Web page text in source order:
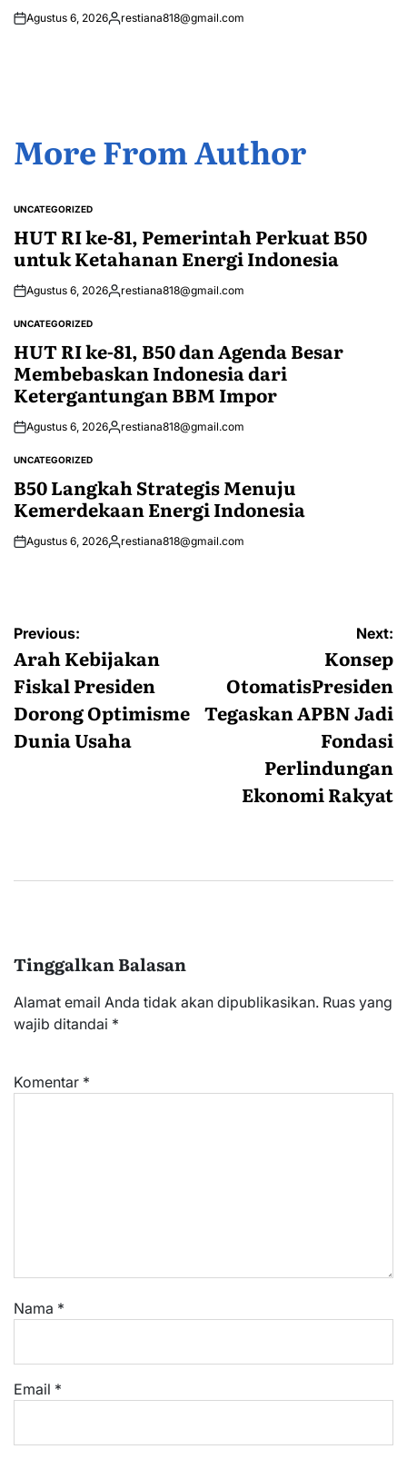
Agustus 6, 2026Posted
restiana818@gmail.com
More From Author
POSTED
UNCATEGORIZED
HUT RI ke-81, Pemerintah Perkuat B50
untuk Ketahanan Energi Indonesia
Agustus 6, 2026Posted
restiana818@gmail.com
POSTED
UNCATEGORIZED
HUT RI ke-81, B50 dan Agenda Besar
Membebaskan Indonesia dari
Ketergantungan BBM Impor
Agustus 6, 2026Posted
restiana818@gmail.com
POSTED
UNCATEGORIZED
B50 Langkah Strategis Menuju
Kemerdekaan Energi Indonesia
Agustus 6, 2026Posted
restiana818@gmail.com
Navigasi
pos
Previous:
Arah Kebijakan
Fiskal Presiden
Dorong Optimisme
Dunia Usaha
Next:
Konsep
OtomatisPresiden
Tegaskan APBN Jadi
Fondasi
Perlindungan
Ekonomi Rakyat
Tinggalkan Balasan
Alamat email Anda tidak akan dipublikasikan. Ruas yang
wajib ditandai *
Komentar *
Nama *
Email *